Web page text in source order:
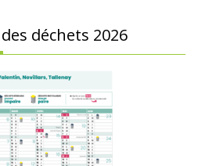
déchets 2026